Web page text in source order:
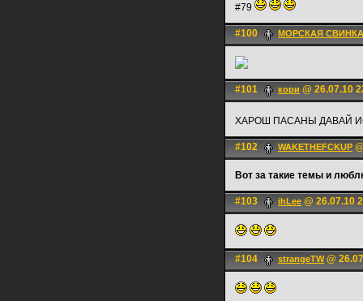
#79
#100 МОРСКАЯ СВИНКА
#101 кори @ 26.07.10
ХАРОШ ПАСАНЫ ДАВАЙ
#102 WAKETHEFCKUP
Вот за такие темы и
#103 ihLee @ 26.07.10
#104 strangeTW@